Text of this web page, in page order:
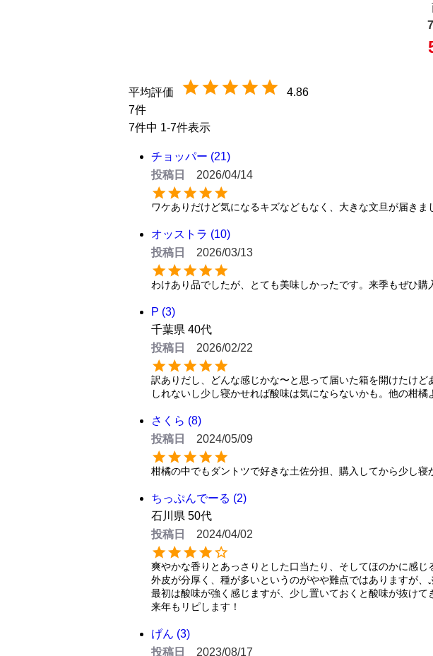
4.86
7
7件中 1-7件表示
チョッパー
21
投稿日
2026/04/14
ワケありだけど気になるキズなどもなく、大きな文旦が届きま
オッストラ
10
投稿日
2026/03/13
わけあり品でしたが、とても美味しかったです。来季もぜひ購
P 3
千葉県 40代
投稿日
2026/02/22
訳ありだし、どんな感じかな〜と思って届いた箱を開けたけ
しれないし少し寝かせれば酸味は気にならないかも。他の柑
さくら
8
投稿日
2024/05/09
柑橘の中でもダントツで好きな土佐分担、購入してから少し
ちっぷんでーる
2
石川県 50代
投稿日
2024/04/02
爽やかな香りとあっさりとした口当たり、そしてほのかに感じ
外皮が分厚く、種が多いというのがやや難点ではありますが
最初は酸味が強く感じますが、少し置いておくと酸味が抜けて
来年もリピします！
げん 3
投稿日
2023/08/17